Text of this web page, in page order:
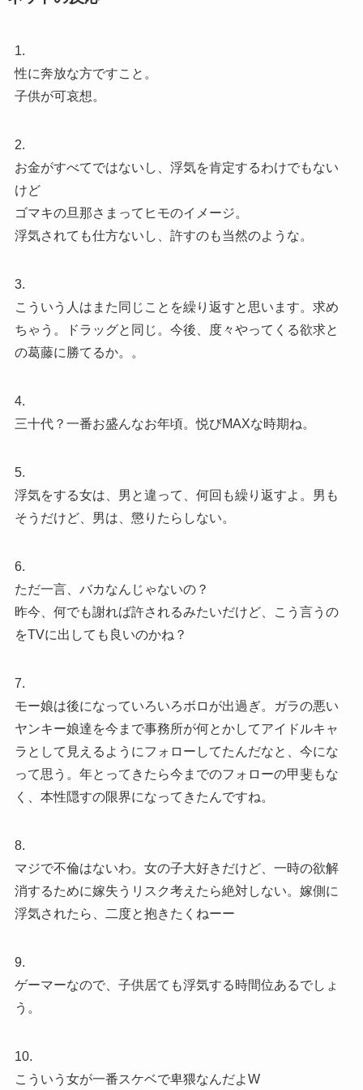
1.
性に奔放な方ですこと。
子供が可哀想。
2.
お金がすべてではないし、浮気を肯定するわけでもない
けど
ゴマキの旦那さまってヒモのイメージ。
浮気されても仕方ないし、許すのも当然のような。
3.
こういう人はまた同じことを繰り返すと思います。求め
ちゃう。ドラッグと同じ。今後、度々やってくる欲求と
の葛藤に勝てるか。。
4.
三十代？一番お盛んなお年頃。悦びMAXな時期ね。
5.
浮気をする女は、男と違って、何回も繰り返すよ。男も
そうだけど、男は、懲りたらしない。
6.
ただ一言、バカなんじゃないの？
昨今、何でも謝れば許されるみたいだけど、こう言うの
をTVに出しても良いのかね？
7.
モー娘は後になっていろいろボロが出過ぎ。ガラの悪い
ヤンキー娘達を今まで事務所が何とかしてアイドルキャ
ラとして見えるようにフォローしてたんだなと、今にな
って思う。年とってきたら今までのフォローの甲斐もな
く、本性隠すの限界になってきたんですね。
8.
マジで不倫はないわ。女の子大好きだけど、一時の欲解
消するために嫁失うリスク考えたら絶対しない。嫁側に
浮気されたら、二度と抱きたくねーー
9.
ゲーマーなので、子供居ても浮気する時間位あるでしょ
う。
10.
こういう女が一番スケベで卑猥なんだよW